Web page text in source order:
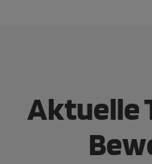
Aktuelle